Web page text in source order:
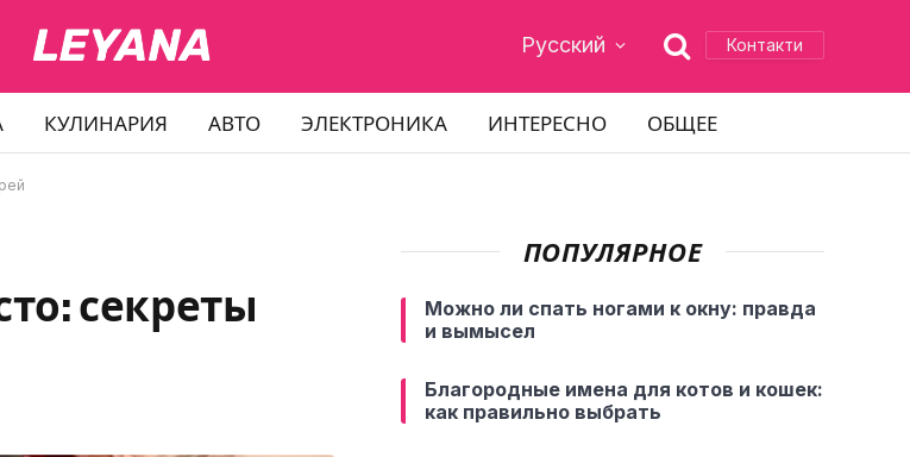
Русский Контакти
КУЛИНАРИЯ АВТО ЭЛЕКТРОНИКА ИНТЕРЕСНО ОБЩЕЕ
секреты
ПОПУЛЯРНОЕ
Можно ли спать ногами к окну: правда
и вымысел
Благородные имена для котов и кошек:
как правильно выбрать